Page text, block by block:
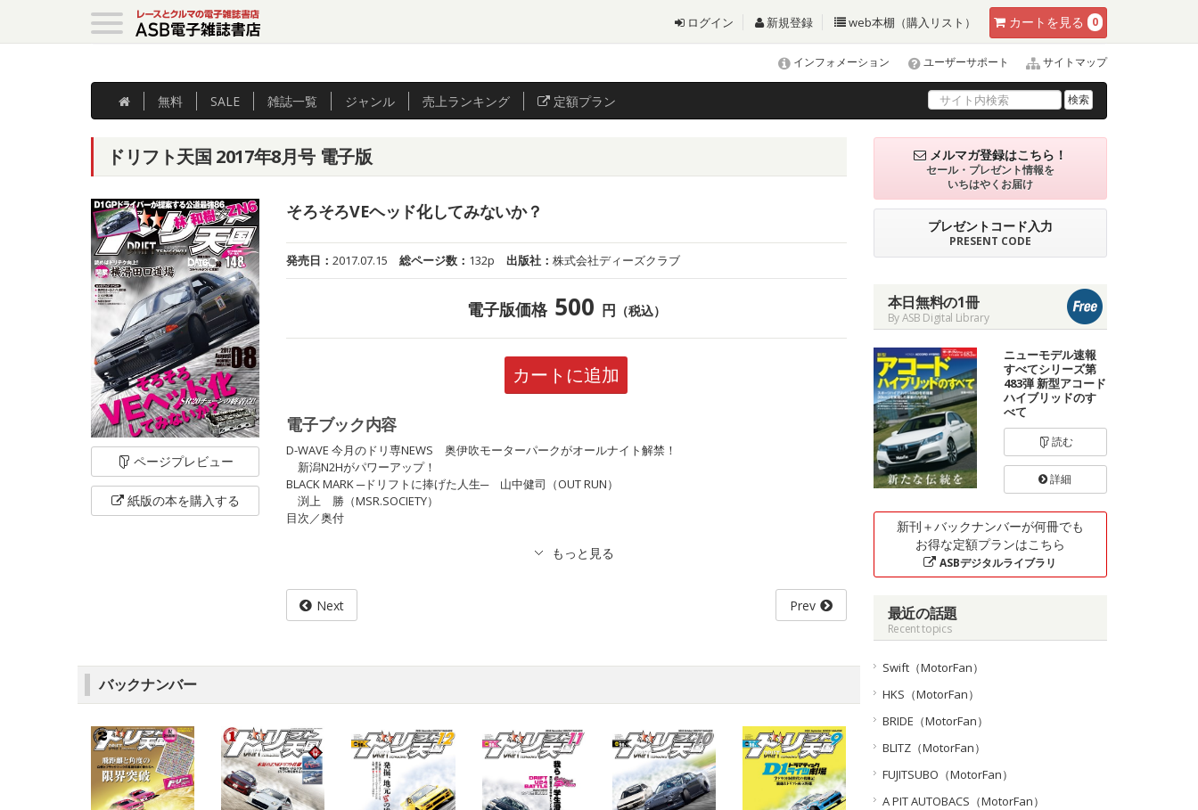
カート を見る 0
ログイン 新規登録 web本棚（購入リスト）
インフォメーション ユーザーサポート サイトマップ
無料 SALE 雑誌一覧 ジャンル 売上ランキング 定額プラン 検索
ドリフト天国 2017年8月号 電子版
ページプレビュー
紙版の本を購入する
そろそろVEヘッド化してみないか？
発売日：2017.07.15 総ページ数： 132p 出版社：株式会社ディーズクラブ
電子版価格 500 円 （税込）
カートに追加
電子ブック内容
D-WAVE 今月のドリ専NEWS 奥伊吹モーターパークがオールナイト解禁！
新潟N2Hがパワーアップ！
BLACK MARK ─ドリフトに捧げた人生─ 山中健司（OUT RUN）
渕上 勝（MSR.SOCIETY）
目次／奥付
Next Prev
バックナンバー
メルマガ登録はこちら！
セール・プレゼント情報を
いちはやくお届け
プレゼントコード入力
PRESENT CODE
本日無料の1冊
By ASB Digital Library
ニューモデル速報
すべてシリーズ第
483弾 新型アコード
ハイブリッドのす
べて
読む
詳細
新刊＋バックナンバーが何冊でも
お得な定額プランはこちら
ASBデジタルライブラリ
最近の話題
Recent topics
Swift（MotorFan）
HKS（MotorFan）
BRIDE（MotorFan）
BLITZ（MotorFan）
FUJITSUBO（MotorFan）
A PIT AUTOBACS（MotorFan）